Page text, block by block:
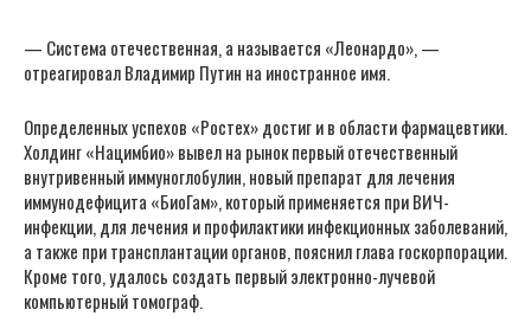
— Система отечественная, а называется «Леонардо», —
отреагировал Владимир Путин на иностранное имя.
Определенных успехов «Ростех» достиг и в области фармацевтики.
Холдинг «Нацимбио» вывел на рынок первый отечественный
внутривенный иммуноглобулин, новый препарат для лечения
иммунодефицита «БиоГам», который применяется при ВИЧ-
инфекции, для лечения и профилактики инфекционных заболеваний,
а также при трансплантации органов, пояснил глава госкорпорации.
Кроме того, удалось создать первый электронно-лучевой
компьютерный томограф.